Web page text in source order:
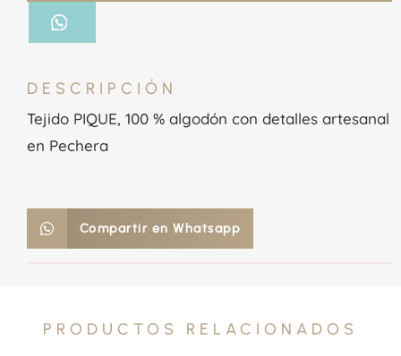
DESCRIPCIÓN
Tejido PIQUE, 100 % algodón con detalles artesanal
en Pechera
Compartir en Whatsapp
PRODUCTOS RELACIONADOS